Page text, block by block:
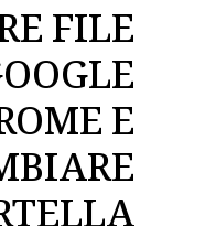
FILE
E